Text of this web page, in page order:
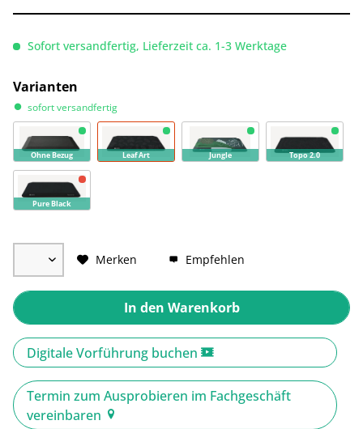
Sofort versandfertig, Lieferzeit ca. 1-3 Werktage
Varianten
sofort versandfertig
Ohne Bezug Leaf Art Jungle Topo 2.0
Pure Black
Merken Empfehlen
In den Warenkorb
Digitale Vorführung buchen
Termin zum Ausprobieren im Fachgeschäft
vereinbaren